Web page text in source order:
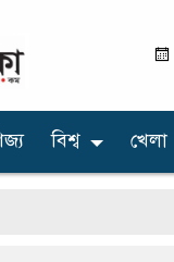
বিশ্ব খেলা